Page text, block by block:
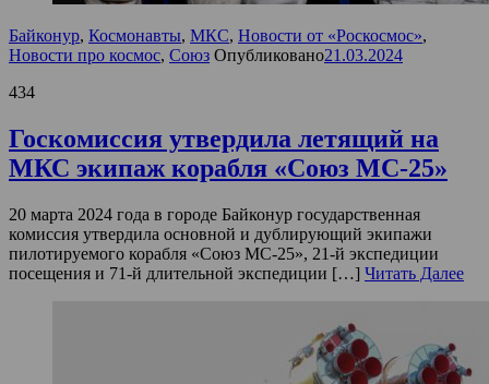
Байконур, Космонавты, МКС, Новости от «Роскосмос»,
Новости про космос, Союз Опубликовано21.03.2024
434
Госкомиссия утвердила летящий на
МКС экипаж корабля «Союз МС-25»
20 марта 2024 года в городе Байконур государственная
комиссия утвердила основной и дублирующий экипажи
пилотируемого корабля «Союз МС-25», 21-й экспедиции
посещения и 71-й длительной экспедиции […] Читать Далее